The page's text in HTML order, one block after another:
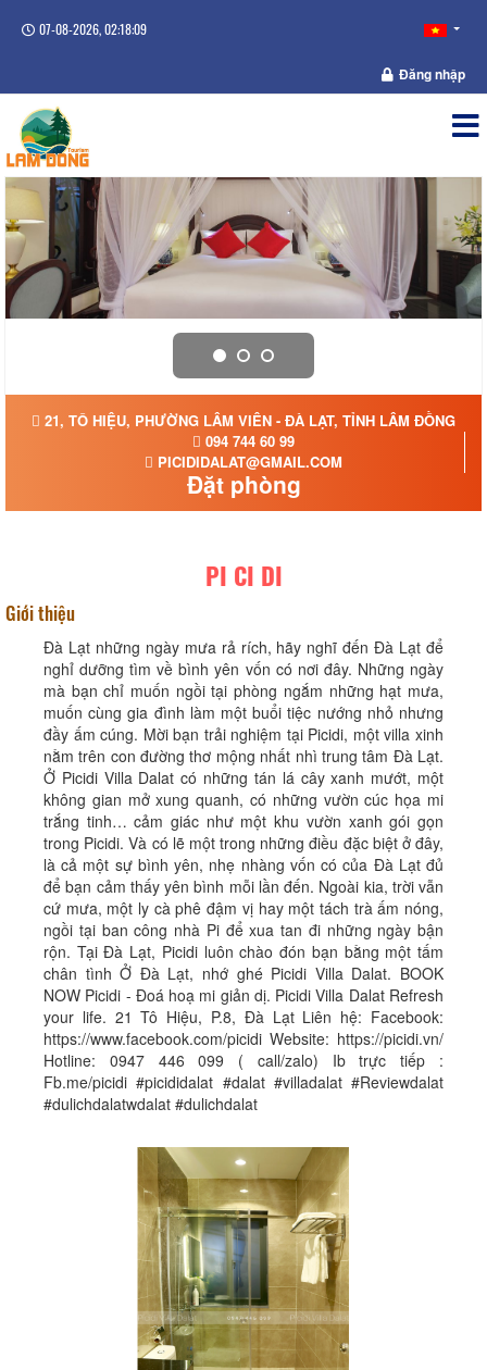
07-08-2026, 02:18:10
Đăng nhập
21, TÔ HIỆU, PHƯỜNG LÂM VIÊN - ĐÀ LẠT, TỈNH LÂM ĐỒNG
094 744 60 99
PICIDIDALAT@GMAIL.COM
Đặt phòng
PI CI DI
Giới thiệu
Đà Lạt những ngày mưa rả rích, hãy nghĩ đến Đà Lạt để
nghỉ dưỡng tìm về bình yên vốn có nơi đây. Những ngày
mà bạn chỉ muốn ngồi tại phòng ngắm những hạt mưa,
muốn cùng gia đình làm một buổi tiệc nướng nhỏ nhưng
đầy ấm cúng. Mời bạn trải nghiệm tại Picidi, một villa xinh
nằm trên con đường thơ mộng nhất nhì trung tâm Đà Lạt.
Ở Picidi Villa Dalat có những tán lá cây xanh mướt, một
không gian mở xung quanh, có những vườn cúc họa mi
trắng tinh… cảm giác như một khu vườn xanh gói gọn
trong Picidi. Và có lẽ một trong những điều đặc biệt ở đây,
là cả một sự bình yên, nhẹ nhàng vốn có của Đà Lạt đủ
để bạn cảm thấy yên bình mỗi lần đến. Ngoài kia, trời vẫn
cứ mưa, một ly cà phê đậm vị hay một tách trà ấm nóng,
ngồi tại ban công nhà Pi để xua tan đi những ngày bận
rộn. Tại Đà Lạt, Picidi luôn chào đón bạn bằng một tấm
chân tình Ở Đà Lạt, nhớ ghé Picidi Villa Dalat. BOOK
NOW Picidi - Đoá hoạ mi giản dị. Picidi Villa Dalat Refresh
your life. 21 Tô Hiệu, P.8, Đà Lạt Liên hệ: Facebook:
https://www.facebook.com/picidi Website: https://picidi.vn/
Hotline: 0947 446 099 ( call/zalo) Ib trực tiếp :
Fb.me/picidi #picididalat #dalat #villadalat #Reviewdalat
#dulichdalatwdalat #dulichdalat